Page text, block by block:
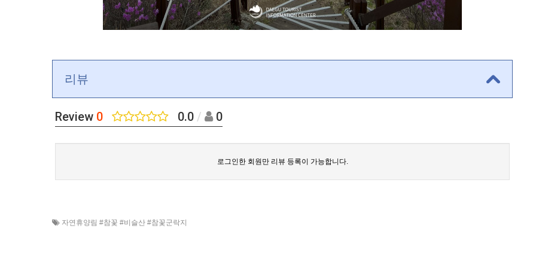
리뷰
Review 0 0.0 / 0
로그인한 회원만 리뷰 등록이 가능합니다.
자연휴양림 #참꽃 #비슬산 #참꽃군락지